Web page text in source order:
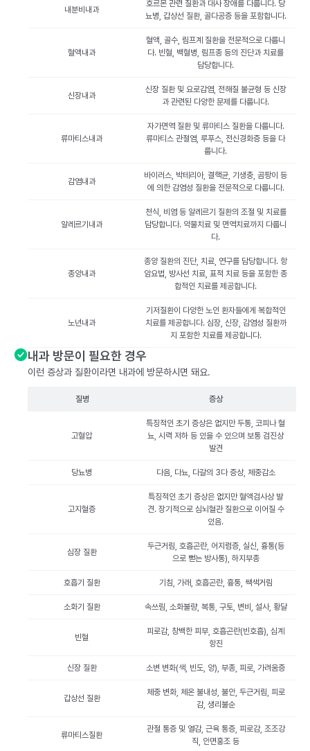
내분비내과
호르몬 관련 질환과 대사 장애를 다룹니다. 당
뇨병, 갑상선 질환, 골다공증 등을 포함합니다.
혈액내과
혈액, 골수, 림프계 질환을 전문적으로 다룹니
다. 빈혈, 백혈병, 림프종 등의 진단과 치료를
담당합니다.
신장내과
신장 질환 및 요로감염, 전해질 불균형 등 신장
과 관련된 다양한 문제를 다룹니다.
류마티스내과
자가면역 질환 및 류마티스 질환을 다룹니다.
류마티스 관절염, 루푸스, 전신경화증 등을 다
룹니다.
감염내과
바이러스, 박테리아, 결핵균, 기생충, 곰팡이 등
에 의한 감염성 질환을 전문적으로 다룹니다.
알레르기내과
천식, 비염 등 알레르기 질환의 조절 및 치료를
담당합니다. 약물치료 및 면역치료까지 다룹니
다.
종양내과
종양 질환의 진단, 치료, 연구를 담당합니다. 항
암요법, 방사선 치료, 표적 치료 등을 포함한 종
합적인 치료를 제공합니다.
노년내과
기저질환이 다양한 노인 환자들에게 복합적인
치료를 제공합니다. 심장, 신장, 감염성 질환까
지 포함한 치료를 제공합니다.
내과 방문이 필요한 경우
이런 증상과 질환이라면 내과에 방문하시면 돼요.
질병 증상
고혈압
특징적인 초기 증상은 없지만 두통, 코피나 혈
뇨, 시력 저하 등 있을 수 있으며 보통 검진상
발견
당뇨병 다음, 다뇨, 다갈의 3다 증상, 체중감소
고지혈증
특징적인 초기 증상은 없지만 혈액검사상 발
견. 장기적으로 심뇌혈관 질환으로 이어질 수
있음.
심장 질환
두근거림, 호흡곤란, 어지럼증, 실신, 흉통(등
으로 뻗는 방사통), 하지부종
호흡기 질환 기침, 가래, 호흡곤란, 흉통, 쌕색거림
소화기 질환 속쓰림, 소화불량, 복통, 구토, 변비, 설사, 황달
빈혈
피로감, 창백한 피부, 호흡곤란(빈호흡), 심계
항진
신장 질환 소변 변화(색, 빈도, 양), 부종, 피로, 가려움증
갑상선 질환
체중 변화, 체온 불내성, 불안, 두근거림, 피로
감, 생리불순
류마티스질환
관절 통증 및 열감, 근육 통증, 피로감, 조조강
직, 안면홍조 등